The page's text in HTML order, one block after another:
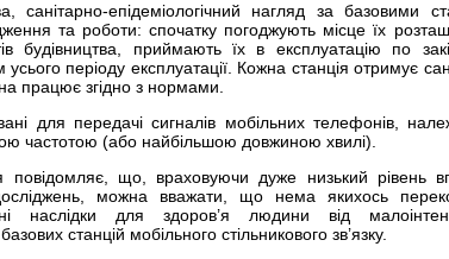
санітарно-епідеміологічний нагляд за базовими
та роботи: спочатку погоджують місце їх
будівництва, приймають їх в експлуатацію по
періоду експлуатації. Кожна станція отримує
працює згідно з нормами.
для передачі сигналів мобільних телефонів,
частотою (або найбільшою довжиною хвилі).
повідомляє, що, враховуючи дуже низький рівень
можна вважати, що нема якихось
наслідки для здоров’я людини від
станцій мобільного стільникового зв’язку.